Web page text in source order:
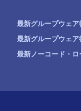
最新グループウェ
最新グループウェ
最新ノーコード・